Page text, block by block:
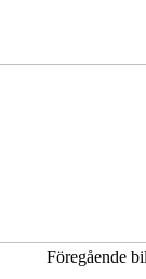
Föregående